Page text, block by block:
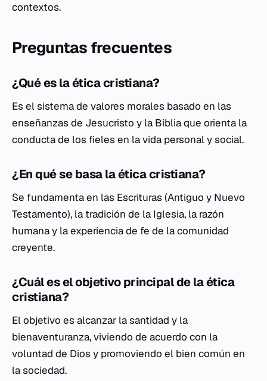
contextos.
Preguntas frecuentes
¿Qué es la ética cristiana?
Es el sistema de valores morales basado en las
enseñanzas de Jesucristo y la Biblia que orienta la
conducta de los fieles en la vida personal y social.
¿En qué se basa la ética cristiana?
Se fundamenta en las Escrituras (Antiguo y Nuevo
Testamento), la tradición de la Iglesia, la razón
humana y la experiencia de fe de la comunidad
creyente.
¿Cuál es el objetivo principal de la ética
cristiana?
El objetivo es alcanzar la santidad y la
bienaventuranza, viviendo de acuerdo con la
voluntad de Dios y promoviendo el bien común en
la sociedad.